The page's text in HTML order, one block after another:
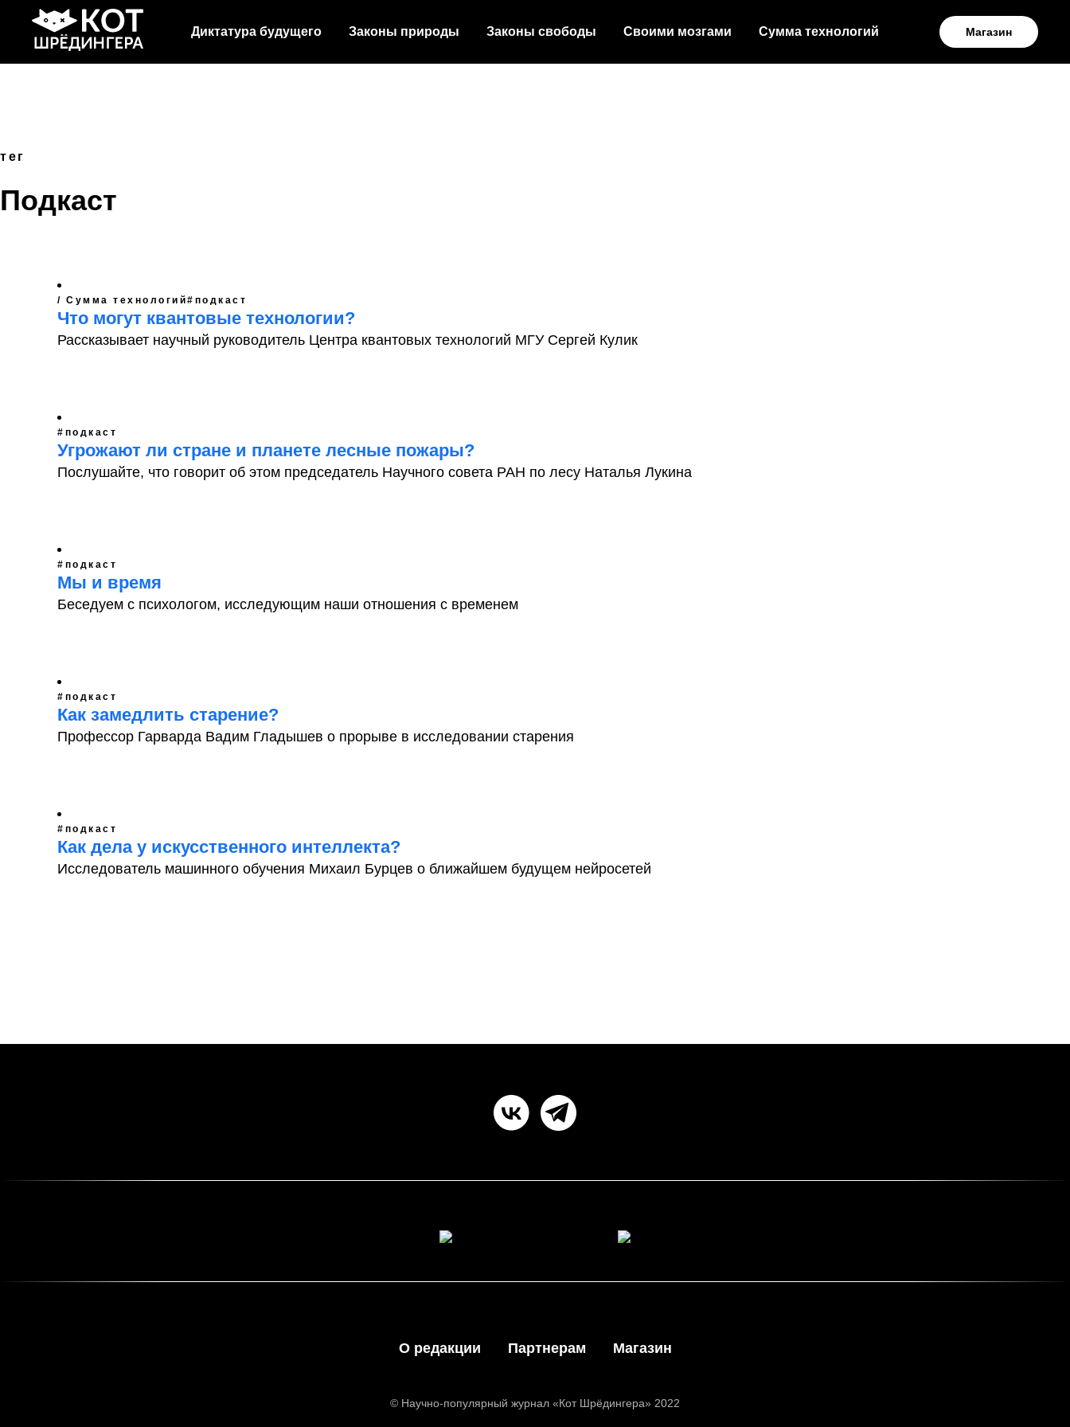
Диктатура будущего Законы природы Законы свободы Своими мозгами Сумма технологий Магазин
тег
Подкаст
/ Сумма технологий#подкаст
Что могут квантовые технологии?
Рассказывает научный руководитель Центра квантовых технологий МГУ Сергей Кулик
#подкаст
Угрожают ли стране и планете лесные пожары?
Послушайте, что говорит об этом председатель Научного совета РАН по лесу Наталья Лукина
#подкаст
Мы и время
Беседуем с психологом, исследующим наши отношения с временем
#подкаст
Как замедлить старение?
Профессор Гарварда Вадим Гладышев о прорыве в исследовании старения
#подкаст
Как дела у искусственного интеллекта?
Исследователь машинного обучения Михаил Бурцев о ближайшем будущем нейросетей
О редакции Партнерам Магазин
© Научно-популярный журнал «Кот Шрёдингера» 2022